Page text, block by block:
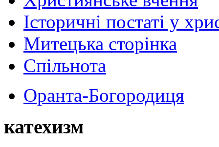
Історичні постаті у
Митецька сторінка
Спільнота
Оранта-Богородиця
катехизм